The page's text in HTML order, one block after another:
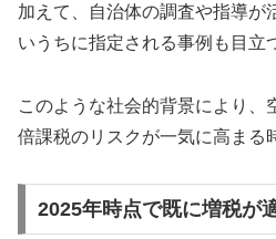
加えて、自治体の調査や指導が
いうちに指定される事例も目立
このような社会的背景により、
倍課税のリスクが一気に高まる
2025年時点で既に増税が